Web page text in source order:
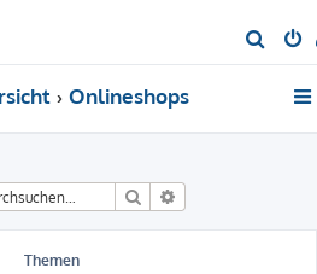
u
Onlineshops
Suche
Themen